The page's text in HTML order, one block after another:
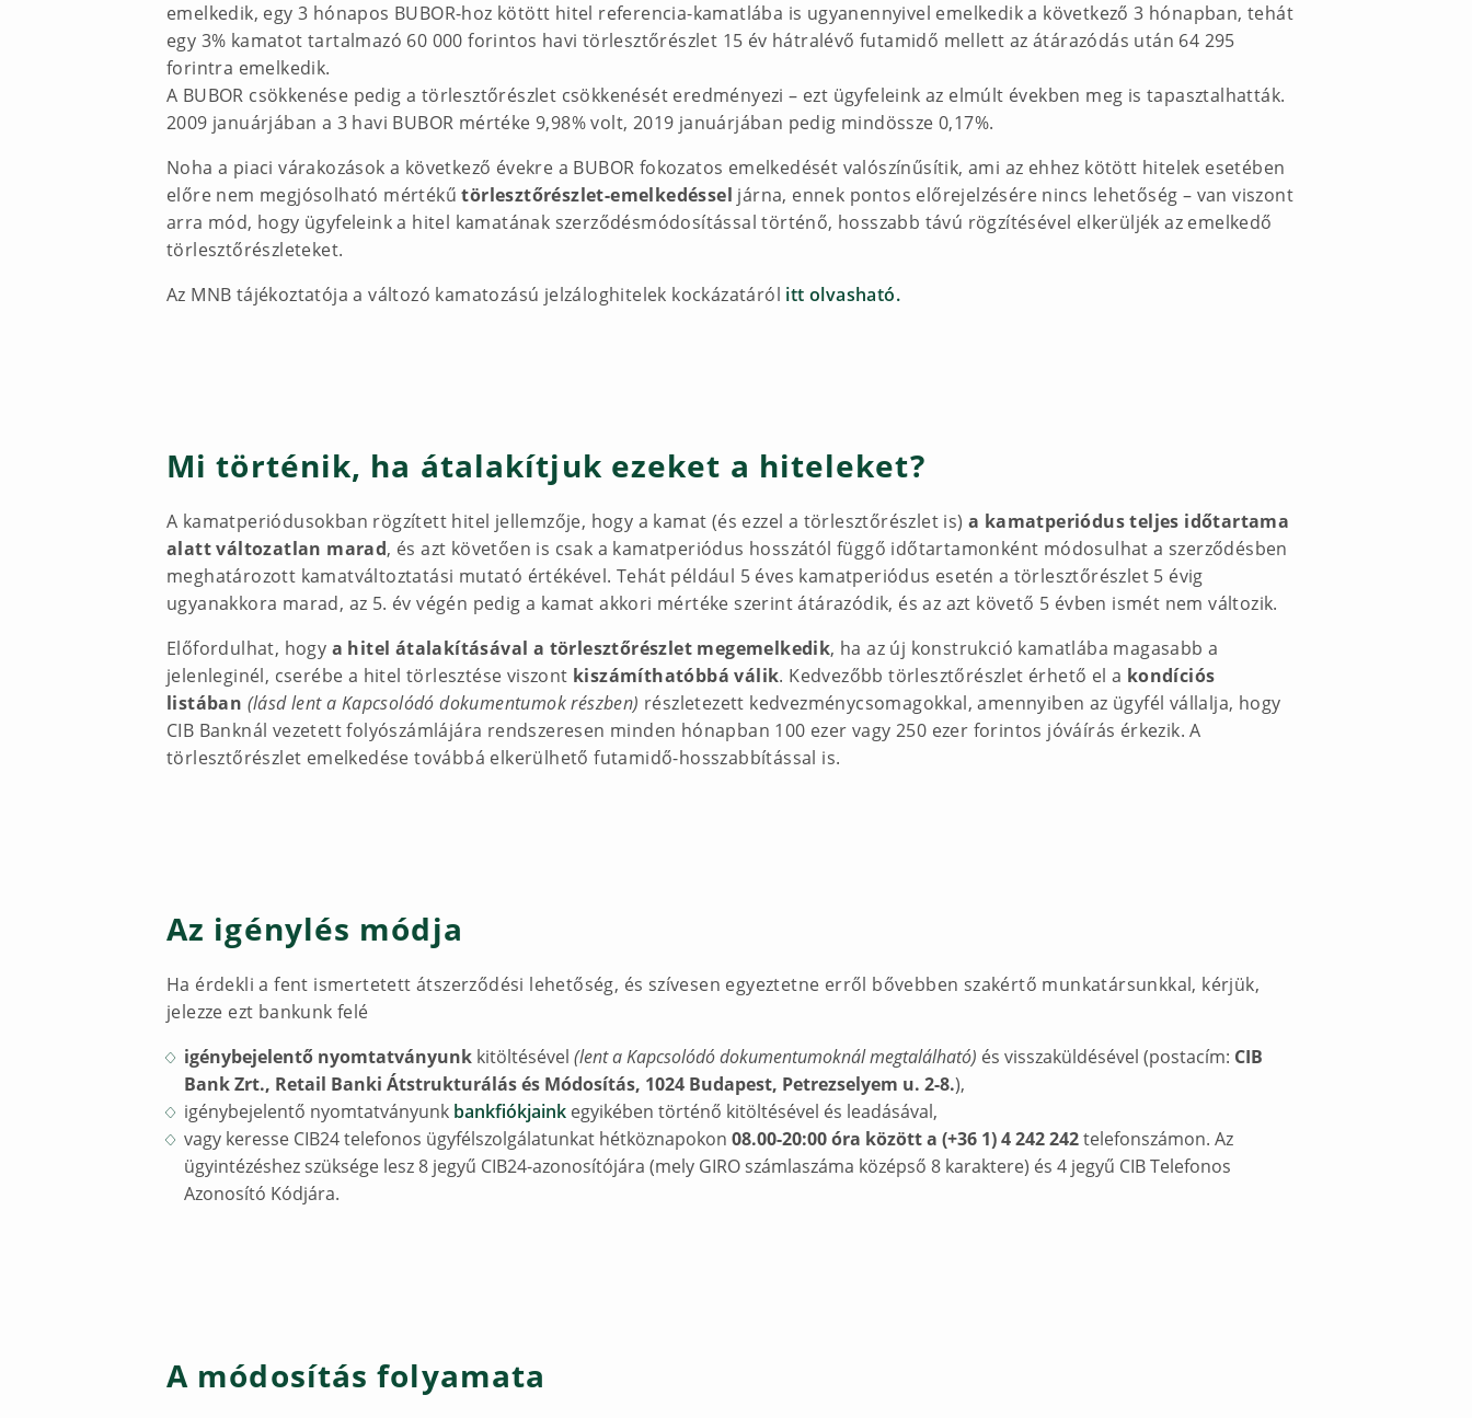
emelkedik, egy 3 hónapos BUBOR-hoz kötött hitel referencia-kamatlába is ugyanennyivel emelkedik a következő 3 hónapban, tehát
egy 3% kamatot tartalmazó 60 000 forintos havi törlesztőrészlet 15 év hátralévő futamidő mellett az átárazódás után 64 295
forintra emelkedik.
A BUBOR csökkenése pedig a törlesztőrészlet csökkenését eredményezi – ezt ügyfeleink az elmúlt években meg is tapasztalhatták.
2009 januárjában a 3 havi BUBOR mértéke 9,98% volt, 2019 januárjában pedig mindössze 0,17%.
Noha a piaci várakozások a következő évekre a BUBOR fokozatos emelkedését valószínűsítik, ami az ehhez kötött hitelek esetében
előre nem megjósolható mértékű törlesztőrészlet-emelkedéssel járna, ennek pontos előrejelzésére nincs lehetőség – van viszont
arra mód, hogy ügyfeleink a hitel kamatának szerződésmódosítással történő, hosszabb távú rögzítésével elkerüljék az emelkedő
törlesztőrészleteket.
Az MNB tájékoztatója a változó kamatozású jelzáloghitelek kockázatáról itt olvasható.
Mi történik, ha átalakítjuk ezeket a hiteleket?
A kamatperiódusokban rögzített hitel jellemzője, hogy a kamat (és ezzel a törlesztőrészlet is) a kamatperiódus teljes időtartama
alatt változatlan marad, és azt követően is csak a kamatperiódus hosszától függő időtartamonként módosulhat a szerződésben
meghatározott kamatváltoztatási mutató értékével. Tehát például 5 éves kamatperiódus esetén a törlesztőrészlet 5 évig
ugyanakkora marad, az 5. év végén pedig a kamat akkori mértéke szerint átárazódik, és az azt követő 5 évben ismét nem változik.
Előfordulhat, hogy a hitel átalakításával a törlesztőrészlet megemelkedik, ha az új konstrukció kamatlába magasabb a
jelenleginél, cserébe a hitel törlesztése viszont kiszámíthatóbbá válik. Kedvezőbb törlesztőrészlet érhető el a kondíciós
listában (lásd lent a Kapcsolódó dokumentumok részben) részletezett kedvezménycsomagokkal, amennyiben az ügyfél vállalja, hogy
CIB Banknál vezetett folyószámlájára rendszeresen minden hónapban 100 ezer vagy 250 ezer forintos jóváírás érkezik. A
törlesztőrészlet emelkedése továbbá elkerülhető futamidő-hosszabbítással is.
Az igénylés módja
Ha érdekli a fent ismertetett átszerződési lehetőség, és szívesen egyeztetne erről bővebben szakértő munkatársunkkal, kérjük,
jelezze ezt bankunk felé
igénybejelentő nyomtatványunk kitöltésével (lent a Kapcsolódó dokumentumoknál megtalálható) és visszaküldésével (postacím: CIB
Bank Zrt., Retail Banki Átstrukturálás és Módosítás, 1024 Budapest, Petrezselyem u. 2-8.),
igénybejelentő nyomtatványunk bankfiókjaink egyikében történő kitöltésével és leadásával,
vagy keresse CIB24 telefonos ügyfélszolgálatunkat hétköznapokon 08.00-20:00 óra között a (+36 1) 4 242 242telefonszámon. Az
ügyintézéshez szüksége lesz 8 jegyű CIB24-azonosítójára (mely GIRO számlaszáma középső 8 karaktere) és 4 jegyű CIB Telefonos
Azonosító Kódjára.
A módosítás folyamata